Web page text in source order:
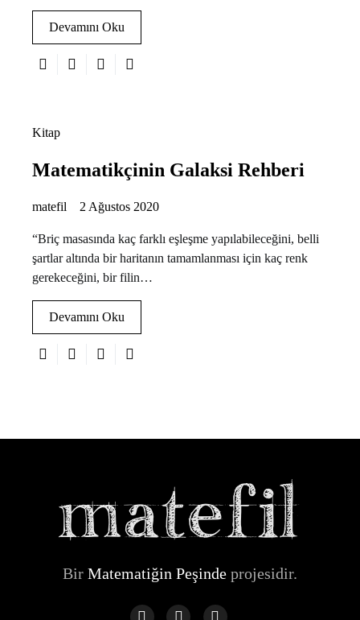
Devamını Oku
Kitap
Matematikçinin Galaksi Rehberi
matefil 2 Ağustos 2020
“Briç masasında kaç farklı eşleşme yapılabileceğini, belli
şartlar altında bir haritanın tamamlanması için kaç renk
gerekeceğini, bir filin…
Devamını Oku
Bir Matematiğin Peşinde projesidir.